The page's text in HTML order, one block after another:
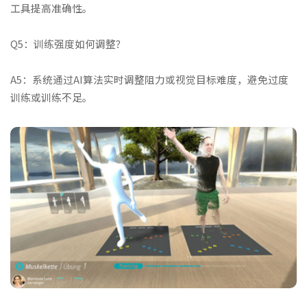
工具提高准确性。
Q5：训练强度如何调整？
A5：系统通过AI算法实时调整阻力或视觉目标难度，避免过度
训练或训练不足。